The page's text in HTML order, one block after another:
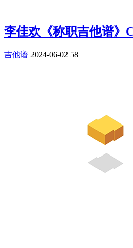
李佳欢《称职吉他谱》
吉他谱 2024-06-02 58